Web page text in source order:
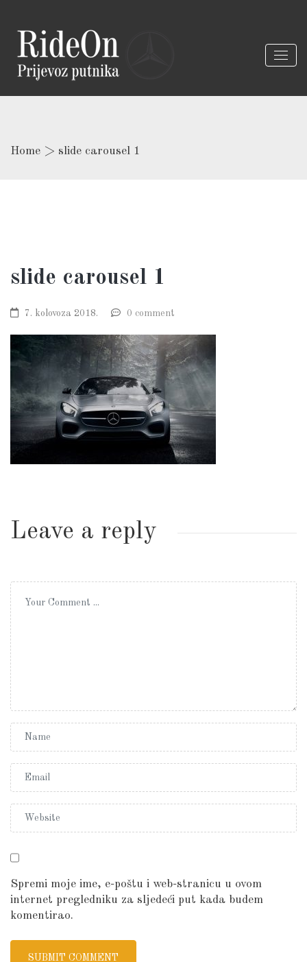
Home > slide carousel 1
slide carousel 1
7. kolovoza 2018. 0 comment
Leave a reply
Spremi moje ime, e-poštu i web-stranicu u ovom
internet pregledniku za sljedeći put kada budem
komentirao.